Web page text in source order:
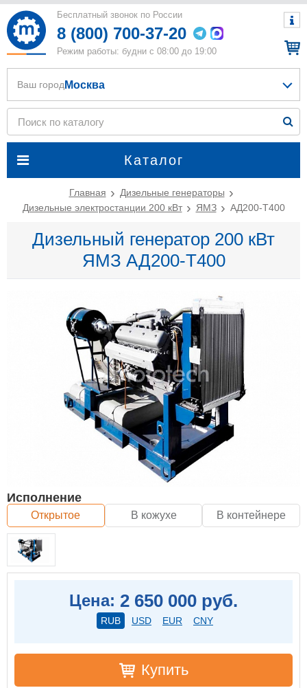
Бесплатный звонок по России
8 (800) 700-37-20
Режим работы: будни с 08:00 до 19:00
Каталог
Ваш город Москва
Главная
Дизельные генераторы
Дизельные электростанции 200 кВт
ЯМЗ АД200-T400
Дизельный генератор 200 кВт
ЯМЗ АД200-T400
Исполнение
Открытое В кожухе В контейнере
Цена: 2 650 000 руб.
RUB USD EUR CNY
Купить